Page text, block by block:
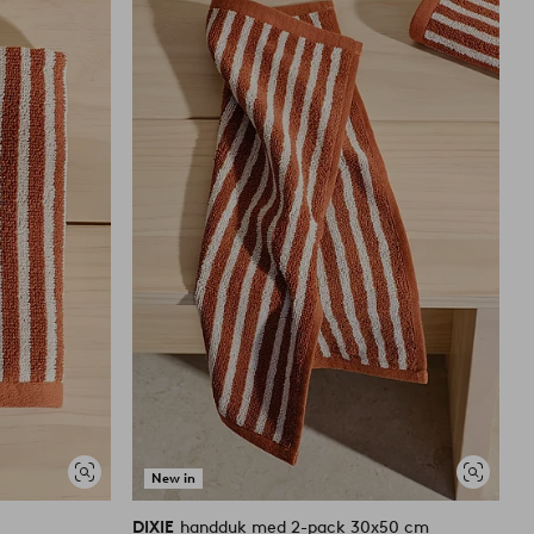
Visa
liknande
New in
Visa
liknande
i
favoriter
DIXIE handduk med 2-pack 30x50 cm